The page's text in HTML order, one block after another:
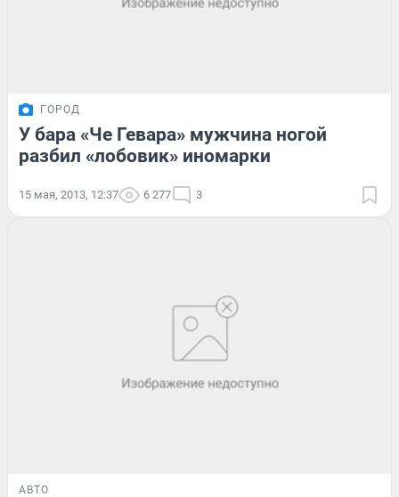
ГОРОД
У бара «Че Гевара» мужчина ногой
разбил «лобовик» иномарки
15 мая, 2013, 12:37 6 277 3
АВТО